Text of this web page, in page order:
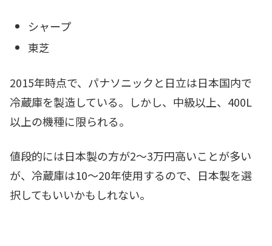
シャープ
東芝
2015年時点で、パナソニックと日立は日本国内で
冷蔵庫を製造している。しかし、中級以上、400L
以上の機種に限られる。
値段的には日本製の方が2～3万円高いことが多い
が、冷蔵庫は10～20年使用するので、日本製を選
択してもいいかもしれない。